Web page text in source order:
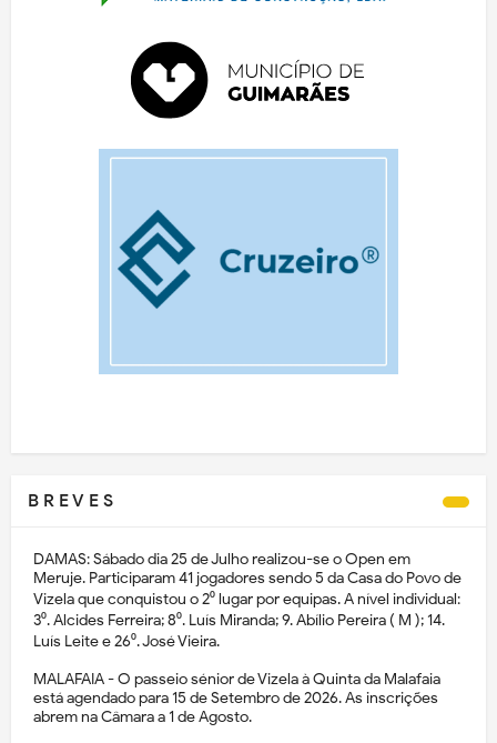
B R E V E S
DAMAS: Sábado dia 25 de Julho realizou-se o Open em
Meruje. Participaram 41 jogadores sendo 5 da Casa do Povo de
Vizela que conquistou o 2⁰ lugar por equipas. A nível individual:
3⁰. Alcides Ferreira; 8⁰. Luís Miranda; 9. Abílio Pereira ( M ); 14.
Luís Leite e 26⁰. José Vieira.
MALAFAIA - O passeio sénior de Vizela à Quinta da Malafaia
está agendado para 15 de Setembro de 2026. As inscrições
abrem na Câmara a 1 de Agosto.